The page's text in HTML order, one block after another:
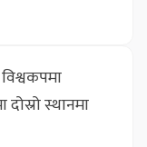
स्थानमा